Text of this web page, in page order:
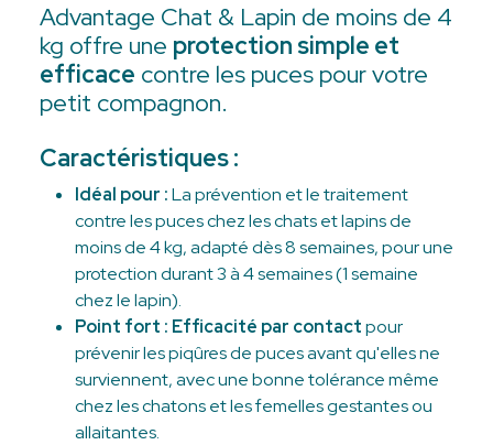
Advantage Chat & Lapin de moins de 4
kg offre une protection simple et
efficace contre les puces pour votre
petit compagnon.
Caractéristiques :
Idéal pour :La prévention et le traitement
contre les puces chez les chats et lapins de
moins de 4 kg, adapté dès 8 semaines, pour une
protection durant 3 à 4 semaines (1 semaine
chez le lapin).
Point fort : Efficacité par contactpour
prévenir les piqûres de puces avant qu'elles ne
surviennent, avec une bonne tolérance même
chez les chatons et les femelles gestantes ou
allaitantes.